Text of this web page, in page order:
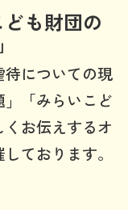
ども財団の
についての現
「みらいこど
お伝えするオ
ております。